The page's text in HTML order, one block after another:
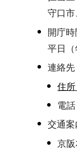
守口
開庁時
平日
連絡先
住
電
交通案
京